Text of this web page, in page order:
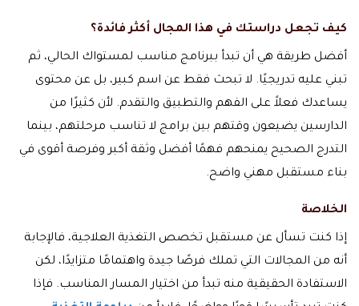
كيف تجعل دراستك في هذا المجال أكثر فائدة؟
أفضل طريقة هي أن تبدأ ببرنامج مناسب لمستواك الحالي، ثم
تبني عليه تدريجيًا. لا تبحث فقط عن اسم كبير، بل عن محتوى
يساعدك فعلاً على الفهم والتطبيق والتقدم. لأن كثيرًا من
الدارسين يضيعون وقتهم بين برامج لا تناسب مرحلتهم، بينما
التدرج الصحيح يمنحهم فهمًا أفضل وثقة أكبر وفرصة أقوى في
بناء مستقبل مهني واضح.
الخلاصة
إذا كنت تسأل عن مستقبل تخصص التغذية العلاجية، فالإجابة
أنه من المجالات التي تملك فرصًا جيدة واهتمامًا متزايدًا، لكن
الاستفادة الحقيقية منه تبدأ من اختيار المسار المناسب. فإذا